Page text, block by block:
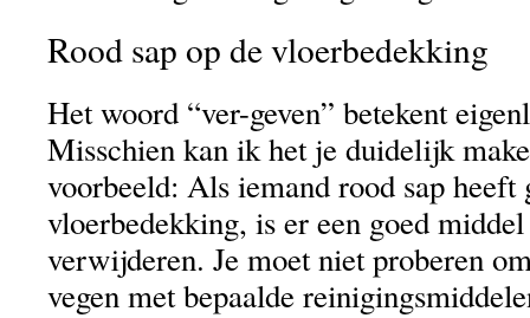
Rood sap op de vloerbedekking
Het woord “ver-geven” betekent
Misschien kan ik het je duidelijk
voorbeeld: Als iemand rood sap heeft
vloerbedekking, is er een goed
verwijderen. Je moet niet proberen
vegen met bepaalde